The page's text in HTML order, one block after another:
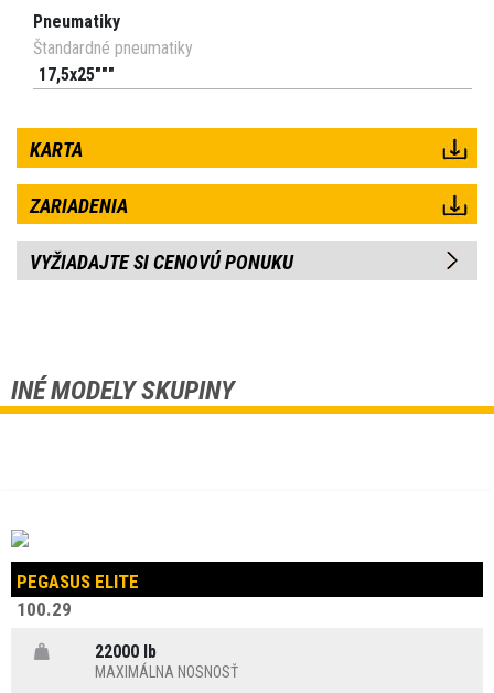
Pneumatiky
Štandardné pneumatiky
17,5x25"""
KARTA
ZARIADENIA
VYŽIADAJTE SI CENOVÚ PONUKU
INÉ MODELY SKUPINY
PEGASUS ELITE
100.29
22000 lb
MAXIMÁLNA NOSNOSŤ